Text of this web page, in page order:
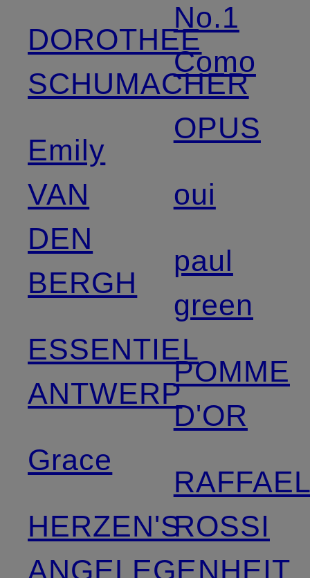
DOROTHEE
SCHUMACHER
Emily
VAN
DEN
BERGH
ESSENTIEL
ANTWERP
Grace
HERZEN'S
ANGELEGENHEIT
No.1
Como
OPUS
oui
paul
green
POMME
D'OR
ROSSI